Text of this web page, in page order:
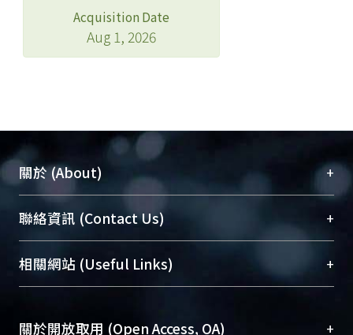
Acquisition Date
Aug 1, 2026
關於 (About) +
臺大位居世界頂尖大學之列，為永久珍藏及向國際
展現本校豐碩的研究成果及學術能量，圖書館整合
機構典藏（NTUR）與學術庫（AH）不同功能平
台，成為臺大學術典藏NTU scholars。期能整合研
成果。
聯絡資訊 (Contact Us) +
總館學科館員(Main Library)
醫學圖書館學科館員(Medical Library)
Sciences Library)
相關網站 (Useful Links) +
關於開放取用 (Open Access, OA) +